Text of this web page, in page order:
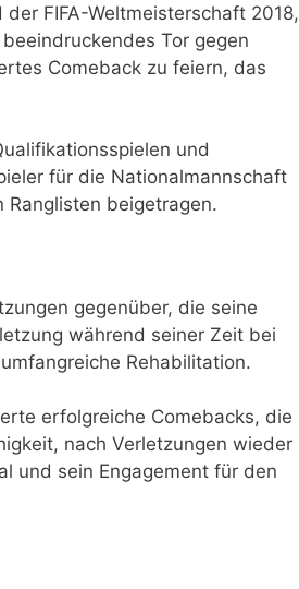
FIFA-Weltmeisterschaft 2018,
Tor gegen
Comeback zu feiern, das
und
für die Nationalmannschaft
beigetragen.
gegenüber, die seine
während seiner Zeit bei
Rehabilitation.
erfolgreiche Comebacks, die
nach Verletzungen wieder
und sein Engagement für den